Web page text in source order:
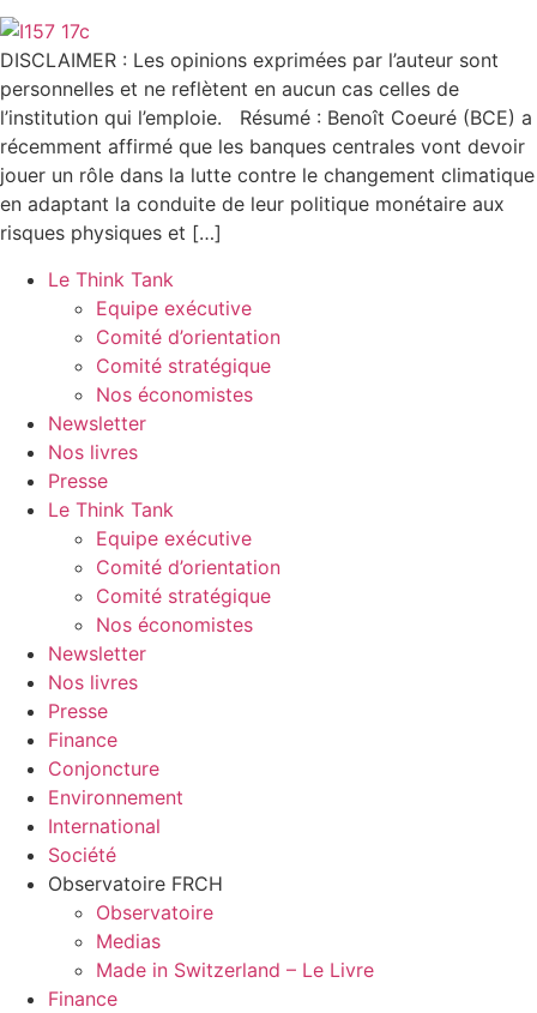
DISCLAIMER : Les opinions exprimées par l’auteur sont
personnelles et ne reflètent en aucun cas celles de
l’institution qui l’emploie. Résumé : Benoît Coeuré (BCE) a
récemment affirmé que les banques centrales vont devoir
jouer un rôle dans la lutte contre le changement climatique
en adaptant la conduite de leur politique monétaire aux
risques physiques et […]
Le Think Tank
Equipe exécutive
Comité d’orientation
Comité stratégique
Nos économistes
Newsletter
Nos livres
Presse
Le Think Tank
Equipe exécutive
Comité d’orientation
Comité stratégique
Nos économistes
Newsletter
Nos livres
Presse
Finance
Conjoncture
Environnement
International
Société
Observatoire FRCH
Observatoire
Medias
Made in Switzerland – Le Livre
Finance